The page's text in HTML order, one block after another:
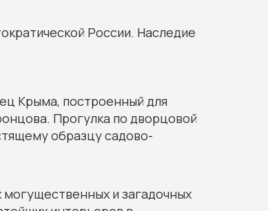
России. Наследие
Крыма, построенный для
Прогулка по дворцовой
образцу садово-
и загадочных